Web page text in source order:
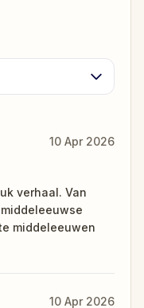
10 Apr 2026
verhaal. Van
middeleeuwen
10 Apr 2026